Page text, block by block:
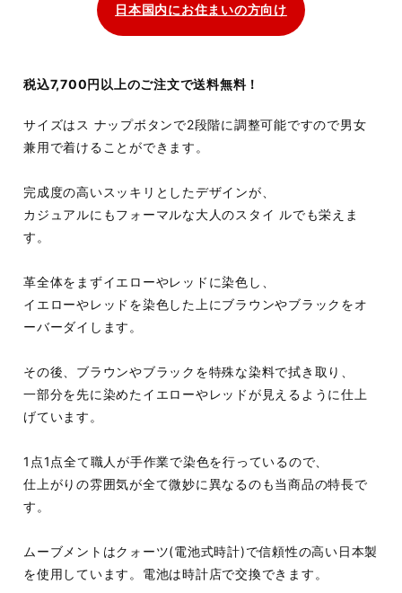
日本国内にお住まいの方向け
税込7,700円以上のご注文で送料無料！
サイズはス ナップボタンで2段階に調整可能ですので男女
兼用で着けることができます。
完成度の高いスッキリとしたデザインが、
カジュアルにもフォーマルな大人のスタイ ルでも栄えま
す。
革全体をまずイエローやレッドに染色し、
イエローやレッドを染色した上にブラウンやブラックをオ
ーバーダイします。
その後、ブラウンやブラックを特殊な染料で拭き取り、
一部分を先に染めたイエローやレッドが見えるように仕上
げています。
1点1点全て職人が手作業で染色を行っているので、
仕上がりの雰囲気が全て微妙に異なるのも当商品の特長で
す。
ムーブメントはクォーツ(電池式時計)で信頼性の高い日本製
を使用しています。電池は時計店で交換できます。